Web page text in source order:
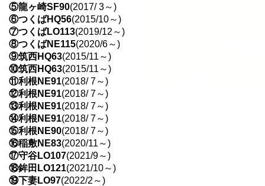
⑤龍ヶ崎SF90(2017/ 3～)
⑥つくばHQ56(2015/10～)
⑦つくばLO113(2019/12～)
⑧つくばNE115(2020/6～)
⑨筑西HQ63(2015/11～)
⑩筑西HQ63(2015/11～)
⑪利根NE91(2018/ 7～)
⑫利根NE91(2018/ 7～)
⑬利根NE91(2018/ 7～)
⑭利根NE91(2018/ 7～)
⑮利根NE90(2018/ 7～)
⑯稲敷NE83(2020/11～)
⑰守谷LO107(2021/9～)
⑱鉾田LO121(2021/10～)
⑲下妻LO97(2022/2～)